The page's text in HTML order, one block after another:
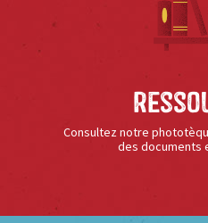
Consultez notre
des documents